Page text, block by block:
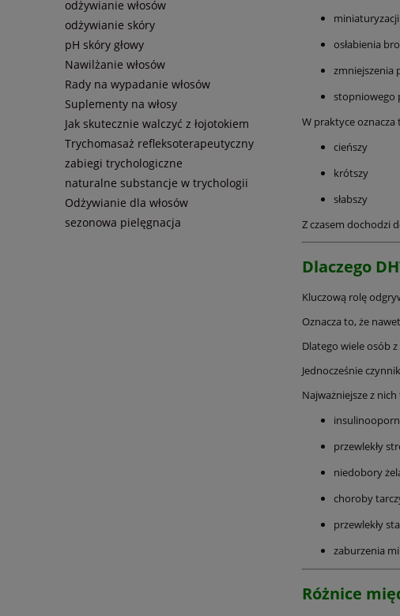
odżywianie włosów
odżywianie skóry
pH skóry głowy
Nawilżanie włosów
Rady na wypadanie włosów
Suplementy na włosy
Jak skutecznie walczyć z łojotokiem
Trychomasaż refleksoterapeutyczny
zabiegi trychologiczne
naturalne substancje w trychologii
Odżywianie dla włosów
sezonowa pielęgnacja
osłabienia
zmniejszenia
stopniowego
W praktyce oznacza
cieńszy
krótszy
słabszy
Z czasem dochodzi
Dlaczego
Kluczową rolę
Oznacza to, że
Dlatego wiele osób
Jednocześnie
Najważniejsze z
przewlekły
niedobory
choroby
przewlekły
zaburzenia
Różnice